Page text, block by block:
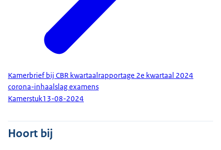
Kamerbrief bij CBR kwartaalrapportage 2e kwartaal 2024
corona-inhaalslag examens
Kamerstuk13-08-2024
Hoort bij